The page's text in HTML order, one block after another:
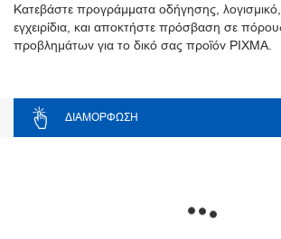
Κατεβάστε προγράμματα οδήγησης,
εγχειρίδια, και αποκτήστε πρόσβαση σε
προβλημάτων για το δικό σας προϊόν PIXMA.
ΔΙΑΜΌΡΦΩΣΗ